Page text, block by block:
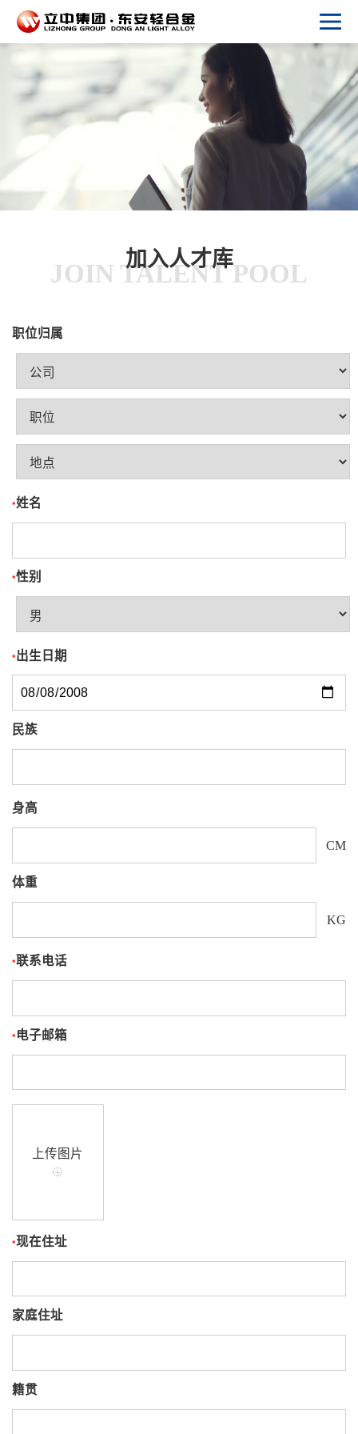
JOIN TALENT POOL
加入人才库
职位归属
*姓名
*性别
* 出生日期
民族
身高
CM
体重
KG
*联系电话
* 电子邮箱
上传图片
+
*现在住址
家庭住址
籍贯